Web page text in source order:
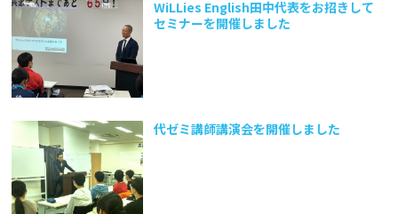
WiLLies English田中代表をお招きして
セミナーを開催しました
代ゼミ講師講演会を開催しました